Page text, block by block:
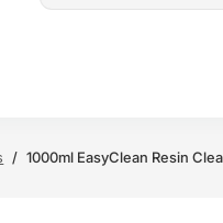
/ 1000ml EasyClean Resin